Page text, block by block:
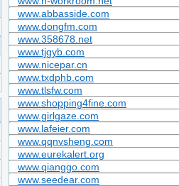
www.abbasside.com
www.dongfm.com
www.358678.net
www.tjgyb.com
www.nicepar.cn
www.txdphb.com
www.tlsfw.com
www.shopping4fine.com
www.girlgaze.com
www.lafeier.com
www.qqnvsheng.com
www.eurekalert.org
www.qianggo.com
www.seedear.com